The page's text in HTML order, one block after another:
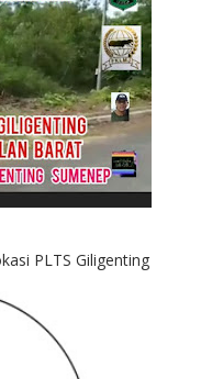
PLTS Giligenting